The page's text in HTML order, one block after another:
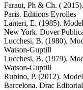
Faraut, Ph & Ch. (
Paris. Editions Eyrolles
Lanteri, E. (1985).
New York. Dover
Lucchesi, B. (1980).
Watson-Guptill
Lucchesi, B. (1979).
Watson-Guptill
Rubino, P. (2012).
Barcelona. Drac Editorial